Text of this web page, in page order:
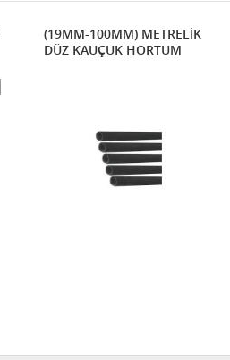
(19MM-100MM) METRELİK
DÜZ KAUÇUK HORTUM